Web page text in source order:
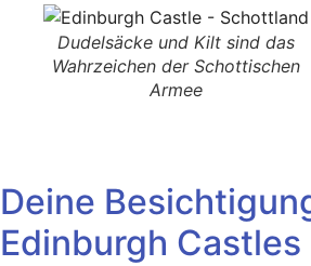
Dudelsäcke und Kilt sind das
Wahrzeichen der Schottischen
Armee
Deine
Edinburgh Castles